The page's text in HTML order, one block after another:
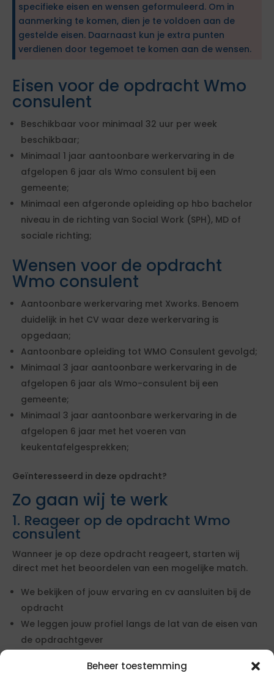
Beheer toestemming
specifieke eisen en wensen geformuleerd. Om in
aanmerking te komen, dien je te voldoen aan de
gestelde eisen. Daarnaast kun je extra punten
verdienen door tegemoet te komen aan de wensen.
Eisen voor de opdracht Wmo
consulent
Beschikbaar voor minimaal 32 uur per week
beschikbaar;
Minimaal 1 jaar aantoonbare werkervaring in de
afgelopen 6 jaar als Wmo consulent bij een
gemeente;
Minimaal een afgeronde opleiding op hbo bachelor
niveau in de richting van Social Work (SPH), MD of
sociale richting;
Wensen voor de opdracht
Wmo consulent
Aantoonbare werkervaring met Xworks. Benoem
duidelijk in het CV waar deze werkervaring is
opgedaan;
Aantoonbare opleiding tot WMO Consulent gevolgd;
Minimaal 3 jaar aantoonbare werkervaring in de
afgelopen 6 jaar als Wmo-consulent bij een
gemeente;
Minimaal 3 jaar aantoonbare werkervaring in de
afgelopen 6 jaar met het voeren van
keukentafelgesprekken;
Geïnteresseerd in deze opdracht?
Zo gaan wij te werk
1. Reageer op de opdracht Wmo
consulent
Wanneer je op deze opdracht reageert, starten wij
direct met het beoordelen van een mogelijke match.
We bekijken of jouw ervaring en cv aansluiten bij de
opdracht
We leggen jouw profiel langs de lat van de eisen van
de opdrachtgever
markt om je positie te bepalen